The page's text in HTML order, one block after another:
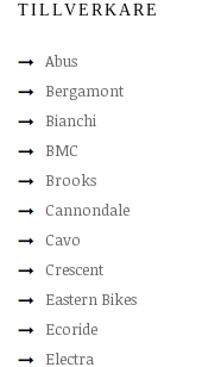
TILLVERKARE
Abus
Bergamont
Bianchi
BMC
Brooks
Cannondale
Cavo
Crescent
Eastern Bikes
Ecoride
Electra